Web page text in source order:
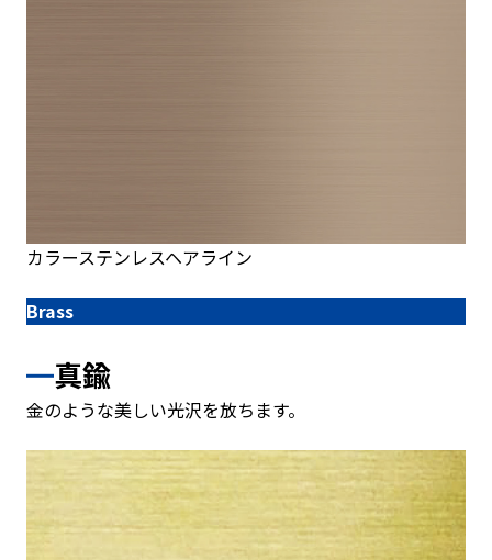
カラーステンレスヘアライン
Brass
真鍮
金のような美しい光沢を放ちます。